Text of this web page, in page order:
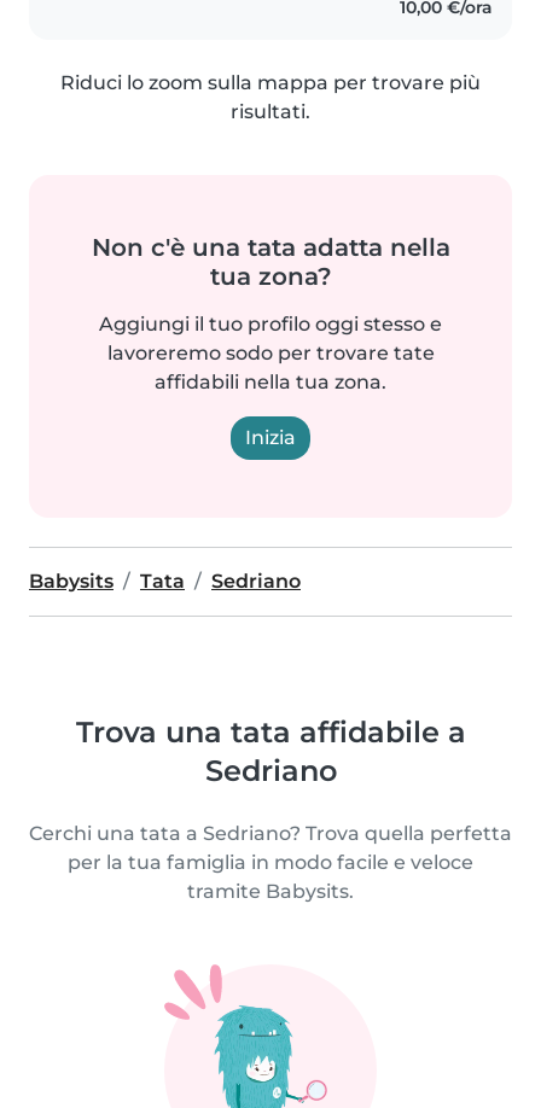
specializzata nell'assistenza..10,00 €/ora
Riduci lo zoom sulla mappa per trovare più
risultati.
Non c'è una tata adatta nella
tua zona?
Aggiungi il tuo profilo oggi stesso e
lavoreremo sodo per trovare tate
affidabili nella tua zona.
Inizia
Babysits Tata Sedriano
Trova una tata affidabile a
Sedriano
Cerchi una tata a Sedriano? Trova quella perfetta
per la tua famiglia in modo facile e veloce
tramite Babysits.